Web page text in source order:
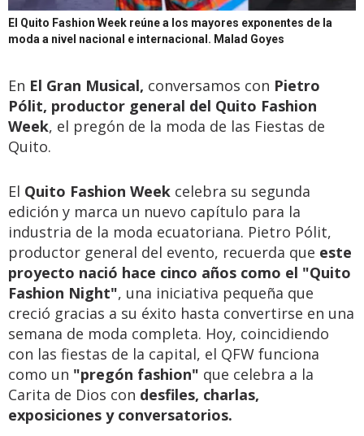
El Quito Fashion Week reúne a los mayores exponentes de la
moda a nivel nacional e internacional. Malad Goyes
En El Gran Musical, conversamos con Pietro
Pólit, productor general del Quito Fashion
Week, el pregón de la moda de las Fiestas de
Quito.
El Quito Fashion Week celebra su segunda
edición y marca un nuevo capítulo para la
industria de la moda ecuatoriana. Pietro Pólit,
productor general del evento, recuerda que este
proyecto nació hace cinco años como el "Quito
Fashion Night", una iniciativa pequeña que
creció gracias a su éxito hasta convertirse en una
semana de moda completa. Hoy, coincidiendo
con las fiestas de la capital, el QFW funciona
como un "pregón fashion" que celebra a la
Carita de Dios con desfiles, charlas,
exposiciones y conversatorios.